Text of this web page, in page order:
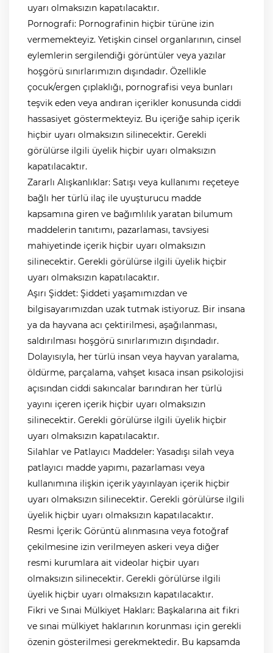
uyarı olmaksızın kapatılacaktır.
Pornografi: Pornografinin hiçbir türüne izin
vermemekteyiz. Yetişkin cinsel organlarının, cinsel
eylemlerin sergilendiği görüntüler veya yazılar
hoşgörü sınırlarımızın dışındadır. Özellikle
çocuk/ergen çıplaklığı, pornografisi veya bunları
teşvik eden veya andıran içerikler konusunda ciddi
hassasiyet göstermekteyiz. Bu içeriğe sahip içerik
hiçbir uyarı olmaksızın silinecektir. Gerekli
görülürse ilgili üyelik hiçbir uyarı olmaksızın
kapatılacaktır.
Zararlı Alışkanlıklar: Satışı veya kullanımı reçeteye
bağlı her türlü ilaç ile uyuşturucu madde
kapsamına giren ve bağımlılık yaratan bilumum
maddelerin tanıtımı, pazarlaması, tavsiyesi
mahiyetinde içerik hiçbir uyarı olmaksızın
silinecektir. Gerekli görülürse ilgili üyelik hiçbir
uyarı olmaksızın kapatılacaktır.
Aşırı Şiddet: Şiddeti yaşamımızdan ve
bilgisayarımızdan uzak tutmak istiyoruz. Bir insana
ya da hayvana acı çektirilmesi, aşağılanması,
saldırılması hoşgörü sınırlarımızın dışındadır.
Dolayısıyla, her türlü insan veya hayvan yaralama,
öldürme, parçalama, vahşet kısaca insan psikolojisi
açısından ciddi sakıncalar barındıran her türlü
yayını içeren içerik hiçbir uyarı olmaksızın
silinecektir. Gerekli görülürse ilgili üyelik hiçbir
uyarı olmaksızın kapatılacaktır.
Silahlar ve Patlayıcı Maddeler: Yasadışı silah veya
patlayıcı madde yapımı, pazarlaması veya
kullanımına ilişkin içerik yayınlayan içerik hiçbir
uyarı olmaksızın silinecektir. Gerekli görülürse ilgili
üyelik hiçbir uyarı olmaksızın kapatılacaktır.
Resmi İçerik: Görüntü alınmasına veya fotoğraf
çekilmesine izin verilmeyen askeri veya diğer
resmi kurumlara ait videolar hiçbir uyarı
olmaksızın silinecektir. Gerekli görülürse ilgili
üyelik hiçbir uyarı olmaksızın kapatılacaktır.
Fikri ve Sınai Mülkiyet Hakları: Başkalarına ait fikri
ve sınai mülkiyet haklarının korunması için gerekli
özenin gösterilmesi gerekmektedir. Bu kapsamda